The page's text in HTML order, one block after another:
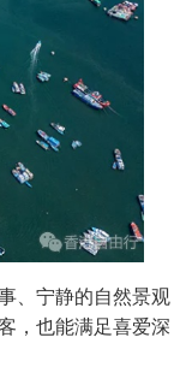
、宁静的自然景观
，也能满足喜爱深